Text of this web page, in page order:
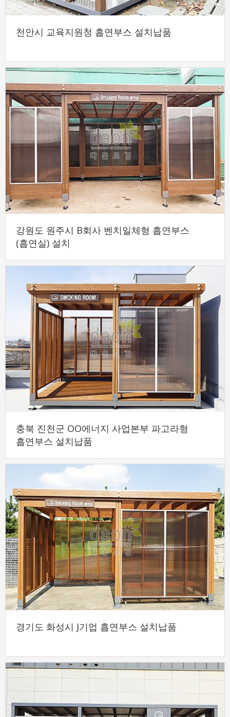
천안시 교육지원청 흡연부스 설치납품
강원도 원주시 B회사 벤치일체형 흡연부스
(흡연실) 설치
충북 진천군 OO에너지 사업본부 파고라형
흡연부스 설치납품
경기도 화성시 J기업 흡연부스 설치납품